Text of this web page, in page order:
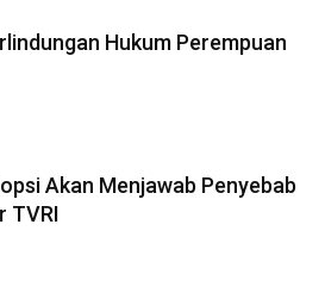
Hukum Perempuan
Akan Menjawab Penyebab
TVRI